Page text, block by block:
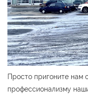
Просто пригоните нам
профессионализму